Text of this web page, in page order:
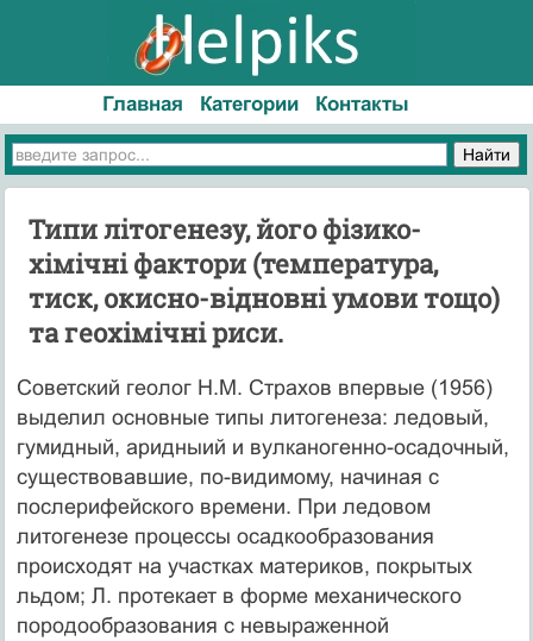
Главная Категории Контакты
Типи літогенезу, його фізико-
хімічні фактори (температура,
тиск, окисно-відновні умови тощо)
та геохімічні риси.
Советский геолог Н.М. Страхов впервые (1956)
выделил основные типы литогенеза: ледовый,
гумидный, аридныий и вулканогенно-осадочный,
существовавшие, по-видимому, начиная с
послерифейского времени. При ледовом
литогенезе процессы осадкообразования
происходят на участках материков, покрытых
льдом; Л. протекает в форме механического
породообразования с невыраженной